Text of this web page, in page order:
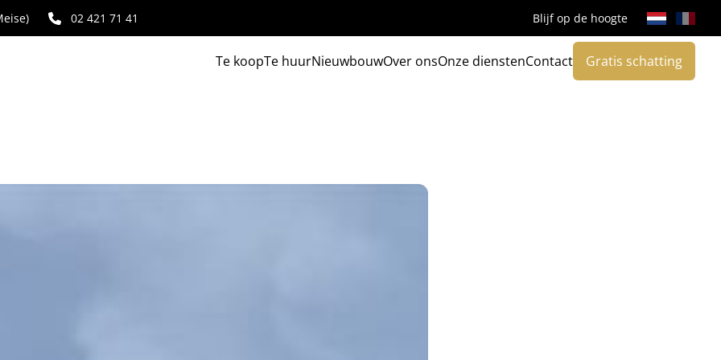
02 421 71 41 Blijf op de hoogte
Te koopTe huurNieuwbouwOver onsOnze dienstenContact Gratis schatting